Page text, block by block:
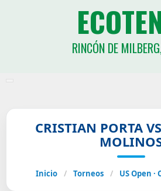
RINCÓN DE
CRISTIAN PORTA
Inicio / Torneos / US Open ·